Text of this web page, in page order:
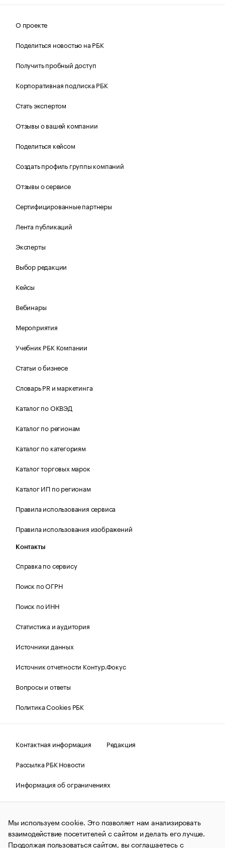
О проекте
Поделиться новостью на РБК
Получить пробный доступ
Корпоративная подписка РБК
Стать экспертом
Отзывы о вашей компании
Поделиться кейсом
Создать профиль группы компаний
Отзывы о сервисе
Сертифицированные партнеры
Лента публикаций
Эксперты
Выбор редакции
Кейсы
Вебинары
Мероприятия
Учебник РБК Компании
Статьи о бизнесе
Словарь PR и маркетинга
Каталог по ОКВЭД
Каталог по регионам
Каталог по категориям
Каталог торговых марок
Каталог ИП по регионам
Правила использования сервиса
Правила использования изображений
Контакты
Справка по сервису
Поиск по ОГРН
Поиск по ИНН
Статистика и аудитория
Источники данных
Источник отчетности Контур.Фокус
Вопросы и ответы
Политика Cookies РБК
Контактная информация
Редакция
Рассылка РБК Новости
Информация об ограничениях
Правовая информация
О соблюдении авторских прав
© АО «РОСБИЗНЕСКОНСАЛТИНГ»,1995–2026.Сообщения
и материалы информационного агентства «РБК»
(зарегистрировано Федеральной службой по надзору в сфере
Мы используем cookie. Это позволяет нам анализировать
взаимодействие посетителей с сайтом и делать его лучше.
Продолжая пользоваться сайтом, вы соглашаетесь с